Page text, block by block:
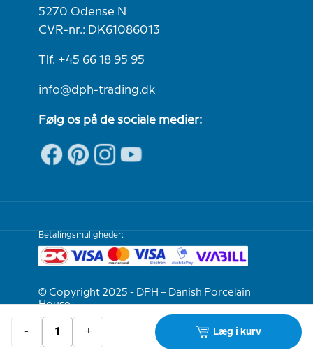
- + Læg i kurv
5270 Odense N
CVR-nr.: DK61086013
Tlf. +45 66 18 95 95
info@dph-trading.dk
Følg os på de sociale medier:
Betalingsmuligheder:
© Copyright 2025 - DPH – Danish Porcelain
House